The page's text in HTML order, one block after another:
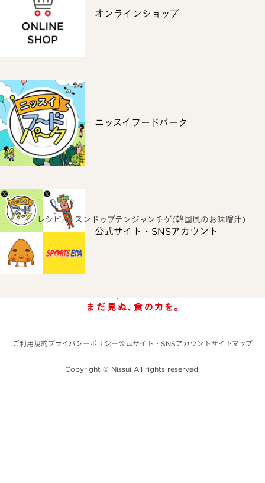
オンラインショップ
ニッスイフードパーク
公式サイト・SNSアカウント
ホーム レシピ スンドゥブテンジャンチゲ(韓国風のお味噌汁)
ご利用規約プライバシーポリシー公式サイト・SNSアカウント サイトマップ
Copyright © Nissui All rights reserved.